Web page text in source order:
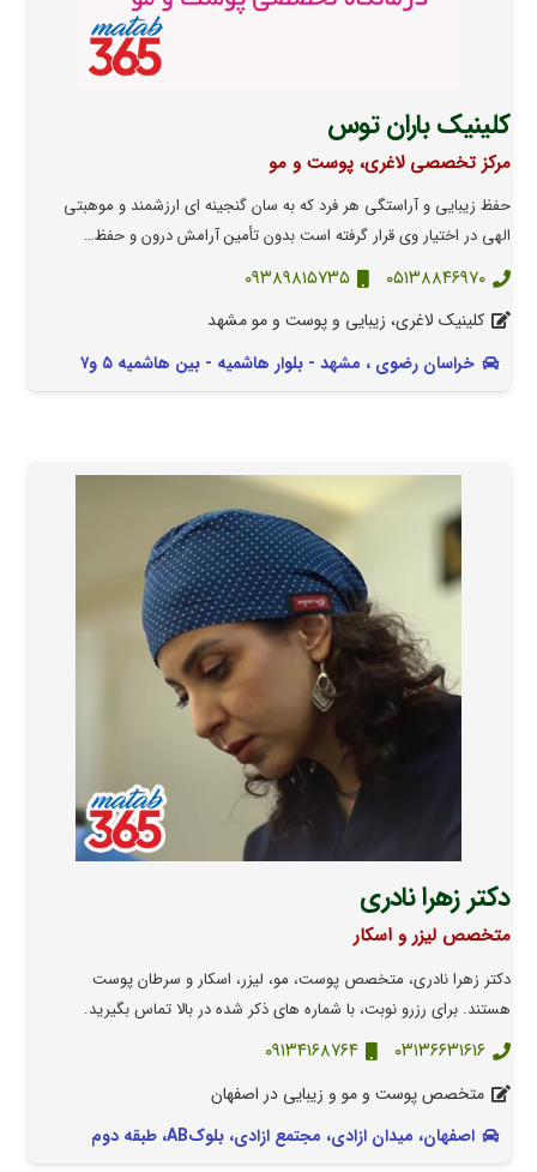
کلینیک باران توس
مرکز تخصصی لاغری، پوست و مو
حفظ زیبایی و آراستگی هر فرد که به سان گنجینه ای ارزشمند و موهبتی
الهی در اختیار وی قرار گرفته است بدون تأمین آرامش درون و حفظ…
۰۵۱۳۸۸۴۶۹۷۰ ۰۹۳۸۹۸۱۵۷۳۵
کلینیک لاغری، زیبایی و پوست و مو مشهد
خراسان رضوی ، مشهد - بلوار هاشمیه - بین هاشمیه ۵ و۷
دکتر زهرا نادری
متخصص لیزر و اسکار
دکتر زهرا نادری، متخصص پوست، مو، لیزر، اسکار و سرطان پوست
هستند. برای رزرو نوبت، با شماره های ذکر شده در بالا تماس بگیرید.
۰۳۱۳۶۶۳۱۶۱۶ ۰۹۱۳۴۱۶۸۷۶۴
متخصص پوست و مو و زیبایی در اصفهان
اصفهان، میدان ازادی، مجتمع ازادی، بلوکAB، طبقه دوم